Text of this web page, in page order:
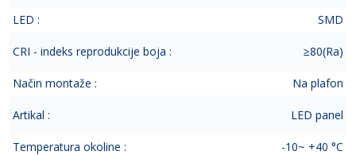
LED : SMD
CRI - indeks reprodukcije boja : ≥80(Ra)
Način montaže : Na plafon
Artikal : LED panel
Temperatura okoline : -10~ +40 °C